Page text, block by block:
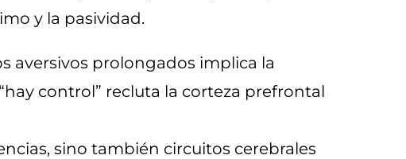
y la pasividad.
aversivos prolongados implica la
control” recluta la corteza prefrontal
sino también circuitos cerebrales